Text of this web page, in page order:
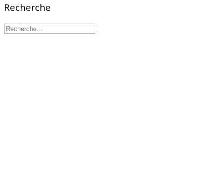
Recherche